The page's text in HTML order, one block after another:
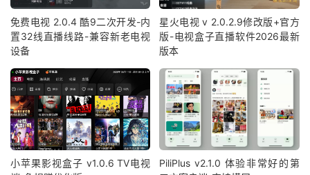
免费电视 2.0.4 酷9二次开发-内
置32线直播线路-兼容新老电视
设备
星火电视 v 2.0.2.9修改版+官方
版-电视盒子直播软件2026最新
版本
小苹果影视盒子 v1.0.6 TV电视
PiliPlus v2.1.0 体验非常好的第